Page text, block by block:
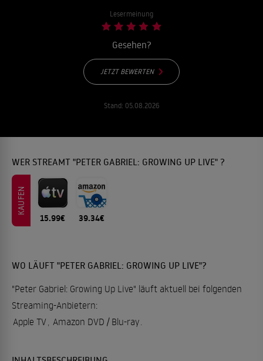
Lesermeinung
Gesehen?
JETZT BEWERTEN
Stand: 05.08.2026
WER STREAMT "PETER GABRIEL: GROWING UP LIVE" ?
KAUFEN
15.99€ 39.34€
WO LÄUFT "PETER GABRIEL: GROWING UP LIVE"?
"Peter Gabriel: Growing Up Live" läuft aktuell bei folgenden
Streaming-Anbietern:
Apple TV, Amazon DVD / Blu-ray.